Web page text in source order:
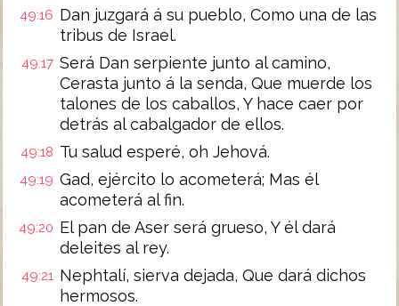
49:16 Dan juzgará á su pueblo, Como una de las
tribus de Israel.
49:17 Será Dan serpiente junto al camino,
Cerasta junto á la senda, Que muerde los
talones de los caballos, Y hace caer por
detrás al cabalgador de ellos.
49:18 Tu salud esperé, oh Jehová.
49:19 Gad, ejército lo acometerá; Mas él
acometerá al fin.
49:20 El pan de Aser será grueso, Y él dará
deleites al rey.
49:21 Nephtalí, sierva dejada, Que dará dichos
hermosos.